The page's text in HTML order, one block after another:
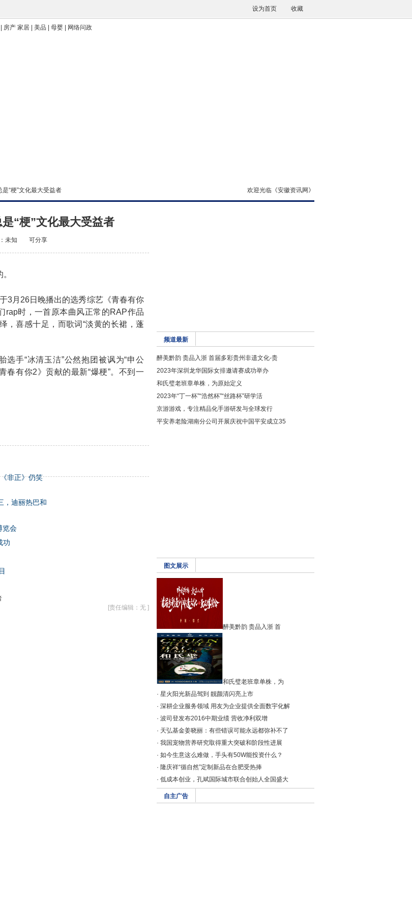
设为首页 收藏
产 家居 | 美品 | 母婴 | 网络问政
“梗”文化最大受益者 欢迎光临《安徽资讯网》
“梗”文化最大受益者
未知 可分享
3月26日晚播出的选秀综艺《青春有你
rap时，一首原本曲风正常的RAP作品
，喜感十足，而歌词“淡黄的长裙，蓬
选手“冰清玉洁”公然抱团被讽为“申公
春有你2》贡献的最新“爆梗”。不到一
非正》仍笑
，迪丽热巴和
览会
功
[责任编辑：无 ]
频道最新
醉美黔韵 贵品入浙 首届多彩贵州非遗文化-贵
2023年深圳龙华国际女排邀请赛成功举办
和氏璧老班章单株，为原始定义
2023年“丁一杯”“浩然杯”“丝路杯”研学活
京游游戏，专注精品化手游研发与全球发行
平安养老险湖南分公司开展庆祝中国平安成立35
图文展示
醉美黔韵 贵品入浙 首
和氏璧老班章单株，为
· 星火阳光新品驾到 靓颜清闪亮上市
· 深耕企业服务领域 用友为企业提供全面数宇化解
· 波司登发布2016中期业绩 营收净利双增
· 天弘基金姜晓丽：有些错误可能永远都弥补不了
· 我国宠物营养研究取得重大突破和阶段性进展
· 如今生意这么难做，手头有50W能投资什么？
· 隆庆祥“循自然”定制新品在合肥受热捧
· 低成本创业，孔斌国际城市联合创始人全国盛大
自主广告